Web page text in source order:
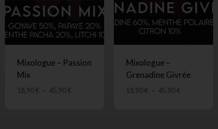
Mixologue – Passion
Mix
18,90€ – 45,90€
Mixologue –
Grenadine Givrée
18,90€ – 45,90€